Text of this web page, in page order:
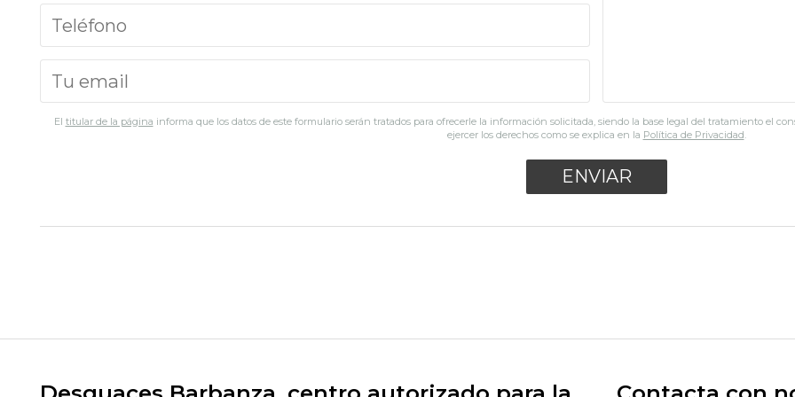
El titular de la página informa que los datos de este formulario serán tratados para ofrecerle la información solicitada, siendo la base legal del tratamiento el
ejercer los derechos como se explica en la Política de Privacidad.